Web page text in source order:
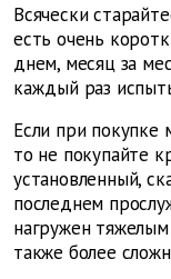
Всячески
есть очень
днем, месяц за
каждый раз
Если при покупке
то не покупайте
установленный,
последнем
нагружен
также более